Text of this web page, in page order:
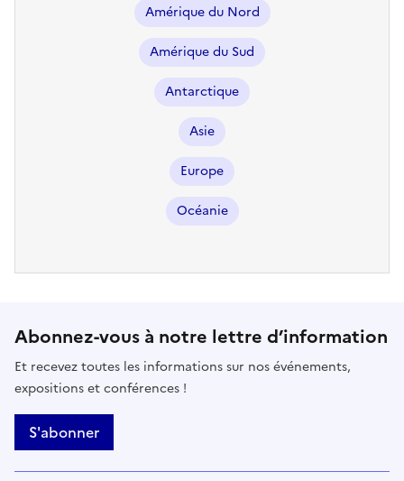
Amérique du Nord
Amérique du Sud
Antarctique
Asie
Europe
Océanie
Abonnez-vous à notre lettre d’information
Et recevez toutes les informations sur nos événements,
expositions et conférences !
S'abonner